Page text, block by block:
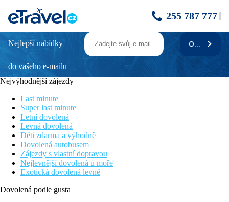
255 787 777
Karneval na Madeiře
Popis zájezdu
Madeira
se jednou ročně stává dějištěm
v Evropě. Ulice hlavního města Funchalu se zaplní mnoha
tanečníky v pestrobarevných kostýmech, kteří si naplno užívají
strhující rytmy samby.
Ostrov Madeira má stálé příjemné subtropické klima, proto lze
obdivovat zdejší krásy prakticky kdykoliv. Kromě madeirského
karnevalu vás čeká také poznávací okruh ostrovem, jedinečná
příroda, proslulé zavlažovací kanály – levady, majestátní hory s
terasovitými políčky i malebná městečka a vesnice.
Fotogalerie
Nejlepší nabídky
do vašeho e-mailu
ODEBÍRAT
Nejvýhodnější zájezdy
Last minute
Super last minute
Letní dovolená
Levná dovolená
Děti zdarma a výhodně
Dovolená autobusem
Zájezdy s vlastní dopravou
Nejlevnější dovolená u moře
Exotická dovolená levně
Dovolená podle gusta